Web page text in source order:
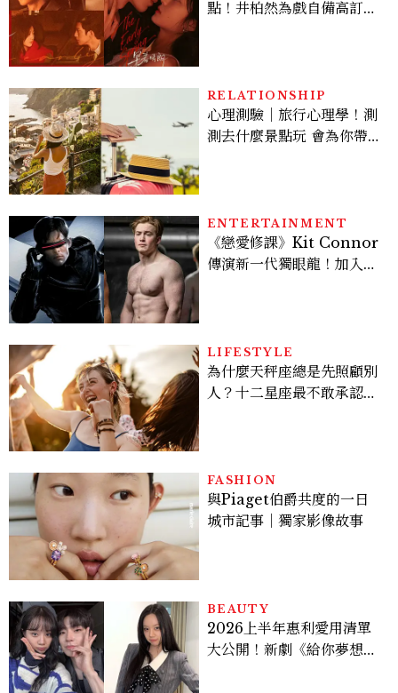
點！井柏然為戲自備高訂，
RELATIONSHIP
心理測驗｜旅行心理學！測
測去什麼景點玩 會為你帶來
ENTERTAINMENT
《戀愛修課》Kit Connor
傳演新一代獨眼龍！加入新
LIFESTYLE
為什麼天秤座總是先照顧別
人？十二星座最不敢承認的
FASHION
與Piaget伯爵共度的一日
城市記事｜獨家影像故事
BEAUTY
2026上半年惠利愛用清單
大公開！新劇《給你夢想》